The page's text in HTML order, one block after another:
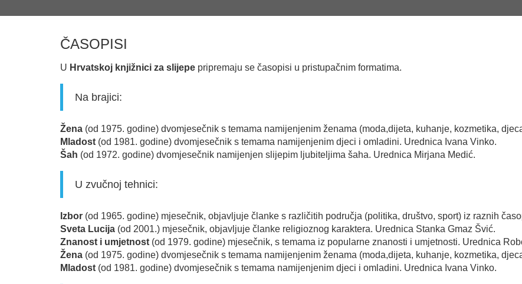
ČASOPISI
U Hrvatskoj knjižnici za slijepe pripremaju se časopisi u pristupačnim formatima.
Na brajici:
Žena (od 1975. godine) dvomjesečnik s temama namijenjenim ženama (moda,dijeta, kuhanje, kozmetika,
Mladost (od 1981. godine) dvomjesečnik s temama namijenjenim djeci i omladini. Urednica Ivana Vinko.
Šah (od 1972. godine) dvomjesečnik namijenjen slijepim ljubiteljima šaha. Urednica Mirjana Medić.
U zvučnoj tehnici:
Izbor (od 1965. godine) mjesečnik, objavljuje članke s različitih područja (politika, društvo, sport) iz raznih
Sveta Lucija (od 2001.) mjesečnik, objavljuje članke religioznog karaktera. Urednica Stanka Gmaz Švić.
Znanost i umjetnost (od 1979. godine) mjesečnik, s temama iz popularne znanosti i umjetnosti. Urednica
Žena (od 1975. godine) dvomjesečnik s temama namijenjenim ženama (moda,dijeta, kuhanje, kozmetika,
Mladost (od 1981. godine) dvomjesečnik s temama namijenjenim djeci i omladini.